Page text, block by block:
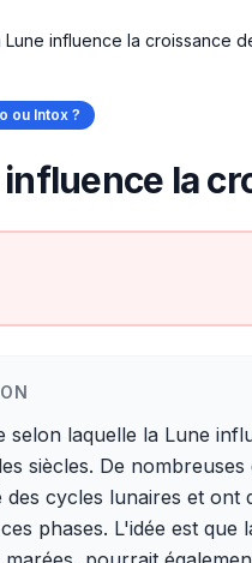
Lune influence la croissance
ou Intox ?
influence la
selon laquelle la Lune
siècles. De
cycles lunaires et ont
phases. L'idée est que